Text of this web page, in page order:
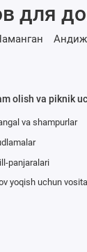
для
olish va piknik
va shampurlar
panjaralari
yoqish uchun